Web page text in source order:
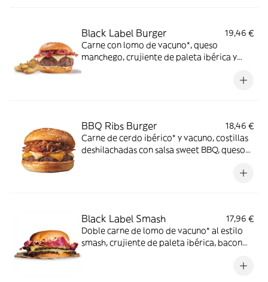
Black Label Burger
19,46 €
Carne con lomo de vacuno*, queso
manchego, crujiente de paleta ibérica y
BBQ Ribs Burger
18,46 €
Carne de cerdo ibérico* y vacuno, costillas
deshilachadas con salsa sweet BBQ, queso
Black Label Smash
17,96 €
Doble carne de lomo de vacuno* al estilo
smash, crujiente de paleta ibérica, bacon
huevo frito en pan estilo brioche. *60% de